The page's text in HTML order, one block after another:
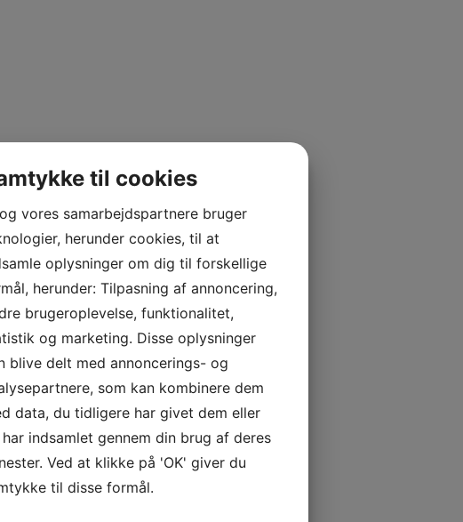
til cookies
vores samarbejdspartnere bruger
herunder cookies, til at
oplysninger om dig til forskellige
herunder: Tilpasning af annoncering,
brugeroplevelse, funktionalitet,
og marketing. Disse oplysninger
blive delt med annoncerings- og
som kan kombinere dem
data, du tidligere har givet dem eller
indsamlet gennem din brug af deres
Ved at klikke på 'OK' giver du
til disse formål.